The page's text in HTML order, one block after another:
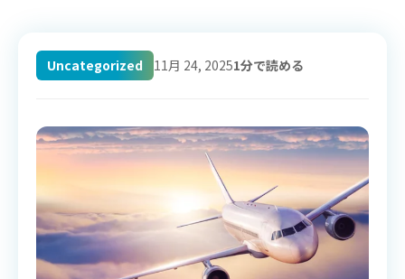
Uncategorized 11月 24, 20251分で読める